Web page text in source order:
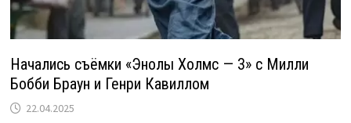
Начались съёмки «Энолы Холмс — 3» с Милли
Бобби Браун и Генри Кавиллом
22.04.2025